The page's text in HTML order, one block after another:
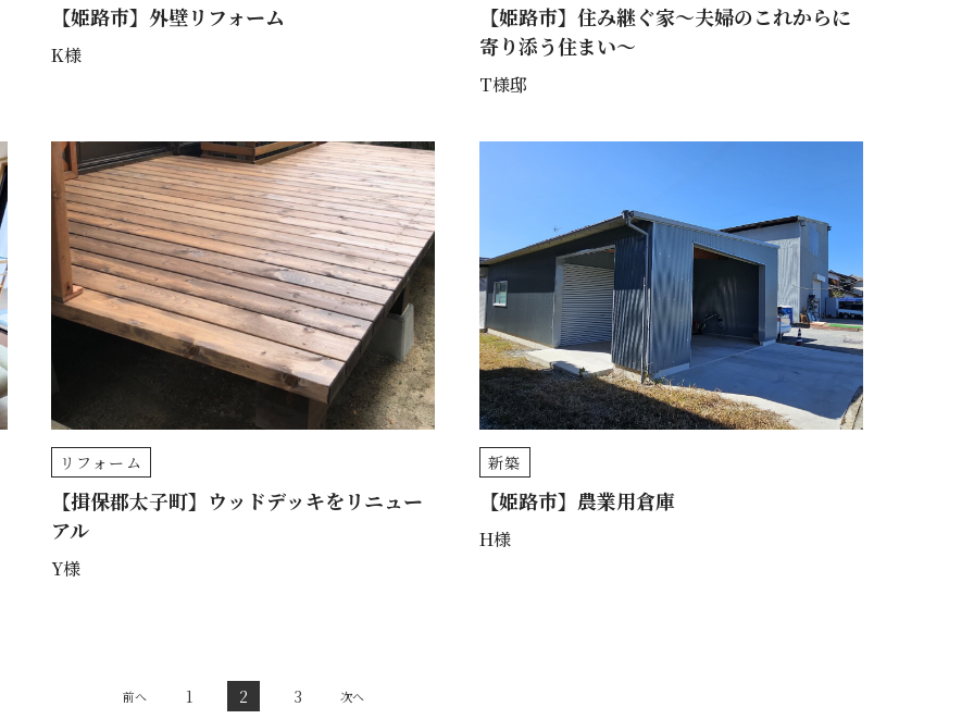
【姫路市】外壁リフォーム
K様
【姫路市】住み継ぐ家～夫婦のこれからに
寄り添う住まい～
T様邸
リフォーム
【揖保郡太子町】ウッドデッキをリニュー
アル
Y様
新築
【姫路市】農業用倉庫
H様
前へ 1 2 3 次へ